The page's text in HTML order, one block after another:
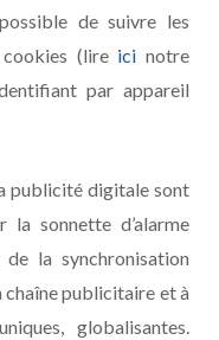
de suivre les
(lire ici notre
par appareil
publicité digitale sont
sonnette d’alarme
la synchronisation
chaîne publicitaire et à
globalisantes.